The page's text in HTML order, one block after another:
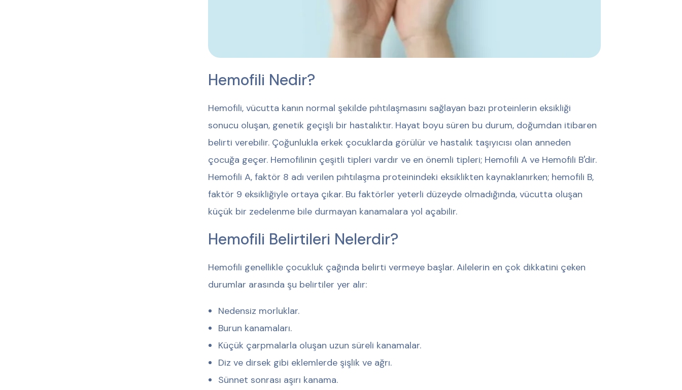
Hemofili Nedir?
Hemofili, vücutta kanın normal şekilde pıhtılaşmasını sağlayan bazı proteinlerin eksikliği
sonucu oluşan, genetik geçişli bir hastalıktır. Hayat boyu süren bu durum, doğumdan itibaren
belirti verebilir. Çoğunlukla erkek çocuklarda görülür ve hastalık taşıyıcısı olan anneden
çocuğa geçer. Hemofilinin çeşitli tipleri vardır ve en önemli tipleri; Hemofili A ve Hemofili B'dir.
Hemofili A, faktör 8 adı verilen pıhtılaşma proteinindeki eksiklikten kaynaklanırken; hemofili B,
faktör 9 eksikliğiyle ortaya çıkar. Bu faktörler yeterli düzeyde olmadığında, vücutta oluşan
küçük bir zedelenme bile durmayan kanamalara yol açabilir.
Hemofili Belirtileri Nelerdir?
Hemofili genellikle çocukluk çağında belirti vermeye başlar. Ailelerin en çok dikkatini çeken
durumlar arasında şu belirtiler yer alır:
Nedensiz morluklar.
Burun kanamaları.
Küçük çarpmalarla oluşan uzun süreli kanamalar.
Diz ve dirsek gibi eklemlerde şişlik ve ağrı.
Sünnet sonrası aşırı kanama.